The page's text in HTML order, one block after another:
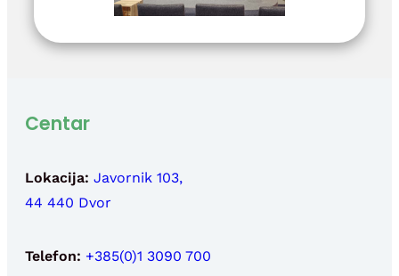
Centar
Lokacija: Javornik 103,
44 440 Dvor
Telefon: +385(0)1 3090 700